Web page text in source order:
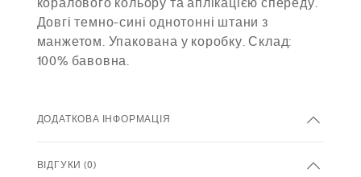
Довгі темно-сині однотонні штани з
манжетом. Упакована у коробку. Склад:
100% бавовна.
ДОДАТКОВА ІНФОРМАЦІЯ
ВІДГУКИ (0)